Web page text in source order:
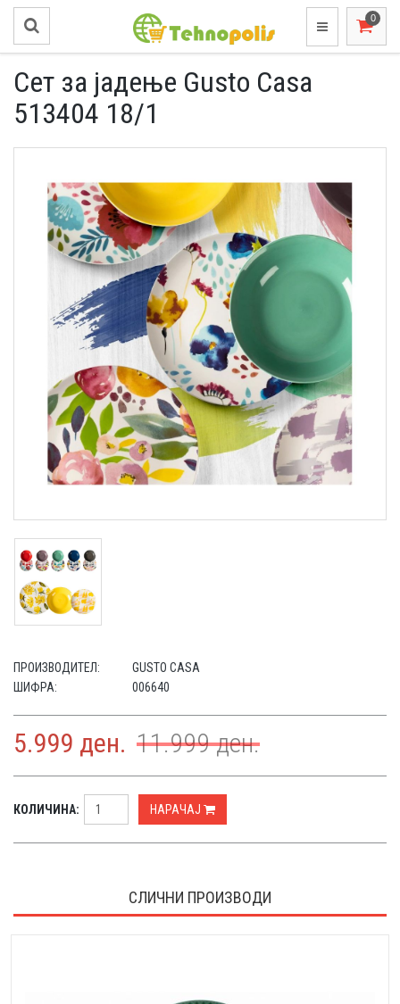
Сет за јадење Gusto Casa
513404 18/1
ПРОИЗВОДИТЕЛ:
GUSTO CASA
ШИФРА:
006640
5.999 ден. 11.999ден.
КОЛИЧИНА: НАРАЧАЈ
СЛИЧНИ ПРОИЗВОДИ